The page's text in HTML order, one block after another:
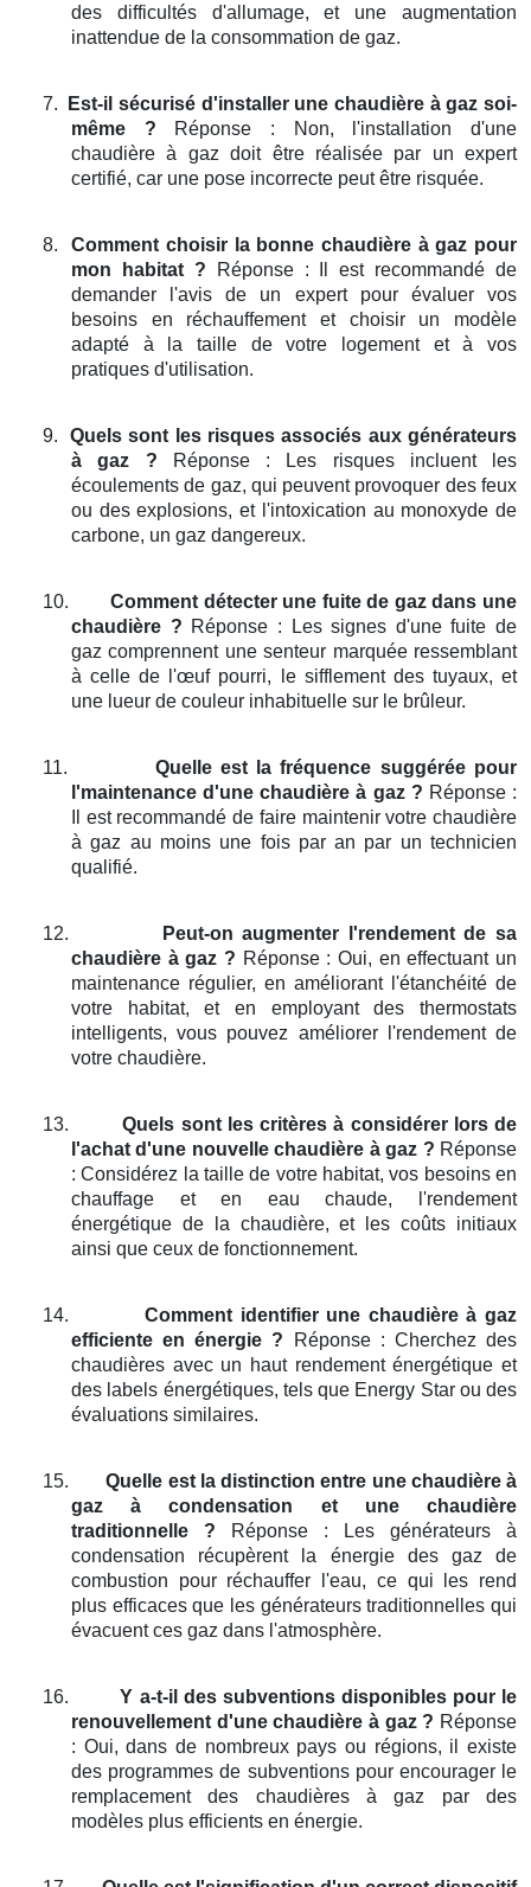
des difficultés d'allumage, et une augmentation
inattendue de la consommation de gaz.
7.
Est-il sécurisé d'installer une chaudière à gaz soi-
même ? Réponse : Non, l'installation d'une
chaudière à gaz doit être réalisée par un expert
certifié, car une pose incorrecte peut être risquée.
8.
Comment choisir la bonne chaudière à gaz pour
mon habitat ? Réponse : Il est recommandé de
demander l'avis de un expert pour évaluer vos
besoins en réchauffement et choisir un modèle
adapté à la taille de votre logement et à vos
pratiques d'utilisation.
9.
Quels sont les risques associés aux générateurs
à gaz ? Réponse : Les risques incluent les
écoulements de gaz, qui peuvent provoquer des feux
ou des explosions, et l'intoxication au monoxyde de
carbone, un gaz dangereux.
10.
Comment détecter une fuite de gaz dans une
chaudière ? Réponse : Les signes d'une fuite de
gaz comprennent une senteur marquée ressemblant
à celle de l'œuf pourri, le sifflement des tuyaux, et
une lueur de couleur inhabituelle sur le brûleur.
11.
Quelle est la fréquence suggérée pour
l'maintenance d'une chaudière à gaz ? Réponse :
Il est recommandé de faire maintenir votre chaudière
à gaz au moins une fois par an par un technicien
qualifié.
12.
Peut-on augmenter l'rendement de sa
chaudière à gaz ? Réponse : Oui, en effectuant un
maintenance régulier, en améliorant l'étanchéité de
votre habitat, et en employant des thermostats
intelligents, vous pouvez améliorer l'rendement de
votre chaudière.
13.
Quels sont les critères à considérer lors de
l'achat d'une nouvelle chaudière à gaz ? Réponse
: Considérez la taille de votre habitat, vos besoins en
chauffage et en eau chaude, l'rendement
énergétique de la chaudière, et les coûts initiaux
ainsi que ceux de fonctionnement.
14.
Comment identifier une chaudière à gaz
efficiente en énergie ? Réponse : Cherchez des
chaudières avec un haut rendement énergétique et
des labels énergétiques, tels que Energy Star ou des
évaluations similaires.
15.
Quelle est la distinction entre une chaudière à
gaz à condensation et une chaudière
traditionnelle ? Réponse : Les générateurs à
condensation récupèrent la énergie des gaz de
combustion pour réchauffer l'eau, ce qui les rend
plus efficaces que les générateurs traditionnelles qui
évacuent ces gaz dans l'atmosphère.
16.
Y a-t-il des subventions disponibles pour le
renouvellement d'une chaudière à gaz ? Réponse
: Oui, dans de nombreux pays ou régions, il existe
des programmes de subventions pour encourager le
remplacement des chaudières à gaz par des
modèles plus efficients en énergie.